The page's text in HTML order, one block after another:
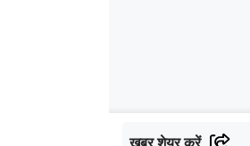
ख़बर शेयर करें